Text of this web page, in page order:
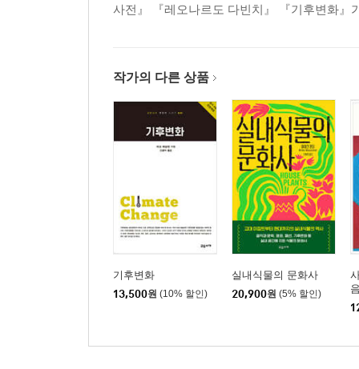
사전』 『레오나르도 다빈치』 『기후변화』
작가의 다른 상품
기후변화
13,500원 (10% 할인)
실내식물의 문화사
20,900원 (5% 할인)